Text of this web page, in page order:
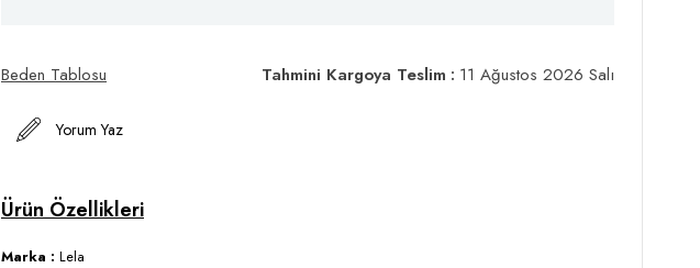
Beden Tablosu Tahmini Kargoya Teslim : 11 Ağustos 2026 Salı
Yorum Yaz
Marka : Lela